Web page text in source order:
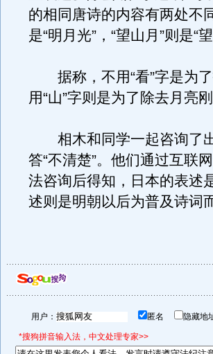
的相同唐诗的内容有两处不
是“明月光”，“望山月”则是“望
据称，不用“看”字是为了
用“山”字则是为了除去月亮
相木和同学一起咨询了
答“不清楚”。他们通过互联
法咨询后得知，日本的表述
述则是明朝以后为普及诗词
用户： 匿名 隐藏
*搜狗拼音输入法，中文处理专家>>